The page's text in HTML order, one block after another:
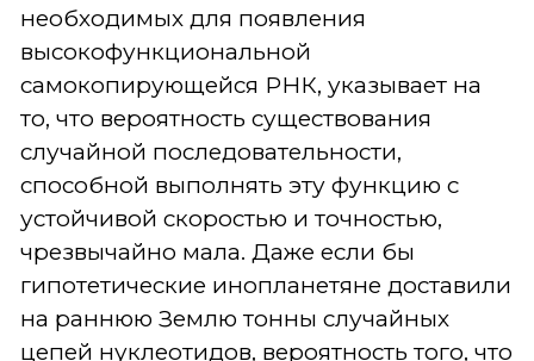
необходимых для появления
высокофункциональной
самокопирующейся РНК, указывает на
то, что вероятность существования
случайной последовательности,
способной выполнять эту функцию с
устойчивой скоростью и точностью,
чрезвычайно мала. Даже если бы
гипотетические инопланетяне доставили
на раннюю Землю тонны случайных
цепей нуклеотидов, вероятность того, что